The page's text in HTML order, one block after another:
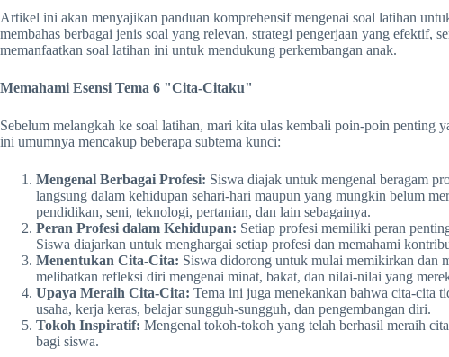
Artikel ini akan menyajikan panduan komprehensif mengenai soal latihan
membahas berbagai jenis soal yang relevan, strategi pengerjaan yang efektif,
memanfaatkan soal latihan ini untuk mendukung perkembangan anak.
Memahami Esensi Tema 6 "Cita-Citaku"
Sebelum melangkah ke soal latihan, mari kita ulas kembali poin-poin penting
ini umumnya mencakup beberapa subtema kunci:
Mengenal Berbagai Profesi: Siswa diajak untuk mengenal beragam
langsung dalam kehidupan sehari-hari maupun yang mungkin belum
pendidikan, seni, teknologi, pertanian, dan lain sebagainya.
Peran Profesi dalam Kehidupan: Setiap profesi memiliki peran
Siswa diajarkan untuk menghargai setiap profesi dan memahami
Menentukan Cita-Cita: Siswa didorong untuk mulai memikirkan dan
melibatkan refleksi diri mengenai minat, bakat, dan nilai-nilai yang
Upaya Meraih Cita-Cita: Tema ini juga menekankan bahwa cita-cita
usaha, kerja keras, belajar sungguh-sungguh, dan pengembangan diri.
Tokoh Inspiratif: Mengenal tokoh-tokoh yang telah berhasil meraih
bagi siswa.